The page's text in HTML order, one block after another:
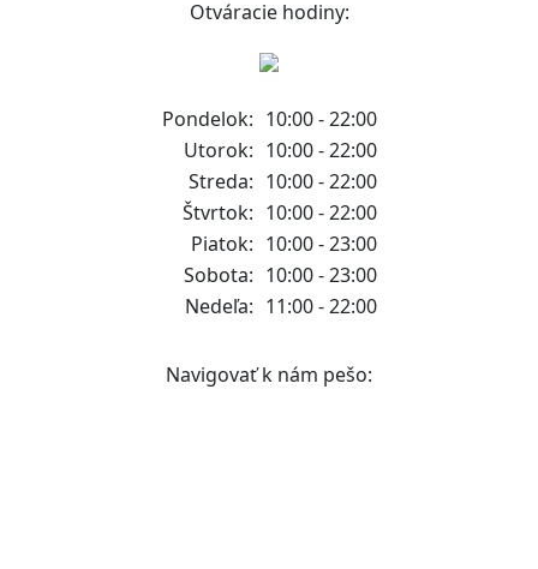
Otváracie hodiny:
Pondelok: 10:00 - 22:00
Utorok: 10:00 - 22:00
Streda: 10:00 - 22:00
Štvrtok: 10:00 - 22:00
Piatok: 10:00 - 23:00
Sobota: 10:00 - 23:00
Nedeľa: 11:00 - 22:00
Navigovať k nám pešo: